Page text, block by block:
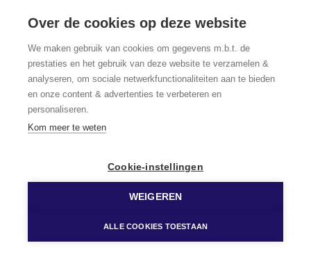
*Verplicht in te vullen
Over de cookies op deze website
We maken gebruik van cookies om gegevens m.b.t. de
prestaties en het gebruik van deze website te verzamelen &
analyseren, om sociale netwerkfunctionaliteiten aan te bieden
en onze content & advertenties te verbeteren en
personaliseren.
Kom meer te weten
Cookie-instellingen
WEIGEREN
ALLE COOKIES TOESTAAN